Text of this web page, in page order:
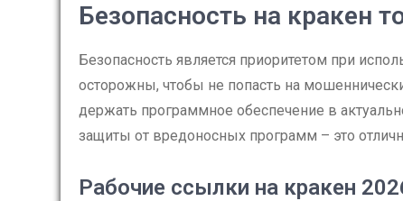
Безопасность на кракен
Безопасность является приоритетом при
осторожны, чтобы не попасть на
держать программное обеспечение в
защиты от вредоносных программ – это
Рабочие ссылки на кракен